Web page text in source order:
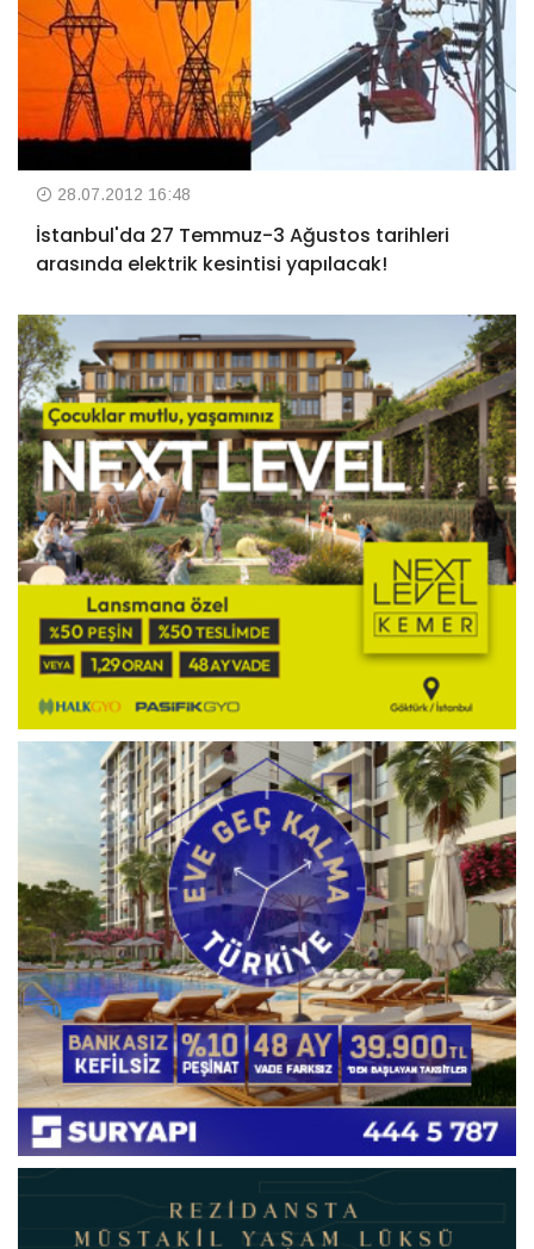
28.07.2012 16:48
İstanbul'da 27 Temmuz-3 Ağustos tarihleri
arasında elektrik kesintisi yapılacak!